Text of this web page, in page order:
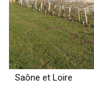
Saône et Loire